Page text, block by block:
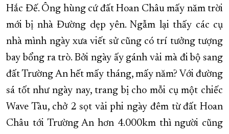
Hắc Đế. Ông hùng cứ đất Hoan Châu mấy năm trời
mới bị nhà Đường dẹp yên. Ngẫm lại thấy các cụ
nhà mình ngày xưa viết sử cũng có trí tưởng tượng
bay bổng ra trò. Bởi ngày ấy gánh vải mà đi bộ sang
đất Trường An hết mấy tháng, mấy năm? Với đường
sá tốt như ngày nay, trang bị cho mỗi cụ một chiếc
Wave Tàu, chở 2 sọt vải phi ngày đêm từ đất Hoan
Châu tới Trường An hơn 4.000km thì người cũng